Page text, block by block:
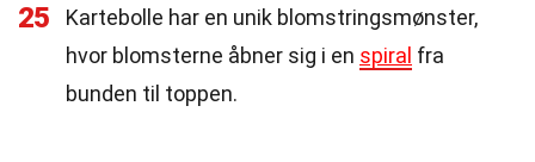
25
Kartebolle har en unik blomstringsmønster,
hvor blomsterne åbner sig i en spiral fra
bunden til toppen.